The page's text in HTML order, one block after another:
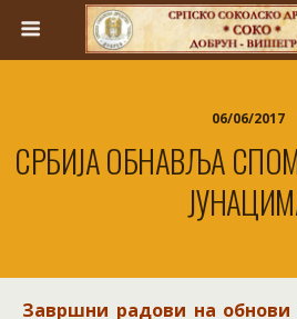
06/06/2017
СРБИЈА ОБНАВЉА
Завршни радови на обнови